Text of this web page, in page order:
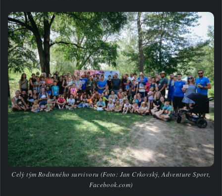
Celý tým Rodinného survivoru (Foto: Jan Crkovský, Adventure Sport,
Facebook.com)